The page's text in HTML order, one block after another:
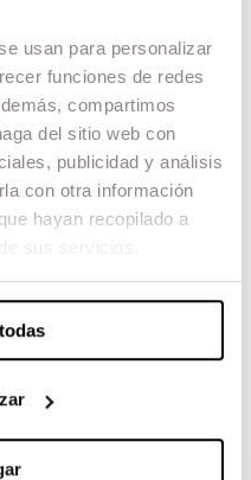
usan para personalizar
funciones de redes
compartimos
del sitio web con
publicidad y análisis
con otra información
hayan recopilado a